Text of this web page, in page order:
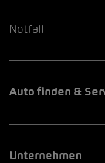
Notfall
Auto finden &
Unternehmen